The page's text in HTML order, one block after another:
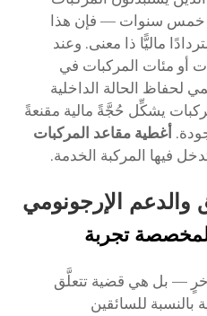
خمس سنوات — فإن هذا
ماليًّا ذا معنى. وعند
أو مئات المركبات في
لحفاظ الحالة الداخلية
يشكِّل حُجَّةً مالية مقنعةً
أغطية مقاعد المركبات
فيها المركبة الخدمة.
والدعم الإرجونومي
تجربة
— بل هي قضية تتعلَّق
بالنسبة للسائقين